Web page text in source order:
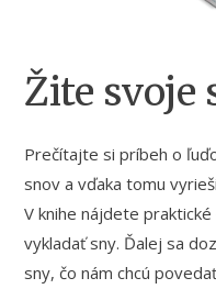
Žite
Prečítajte si príbeh o
snov a vďaka tomu
V knihe nájdete
vykladať sny. Ďalej sa
sny, čo nám chcú